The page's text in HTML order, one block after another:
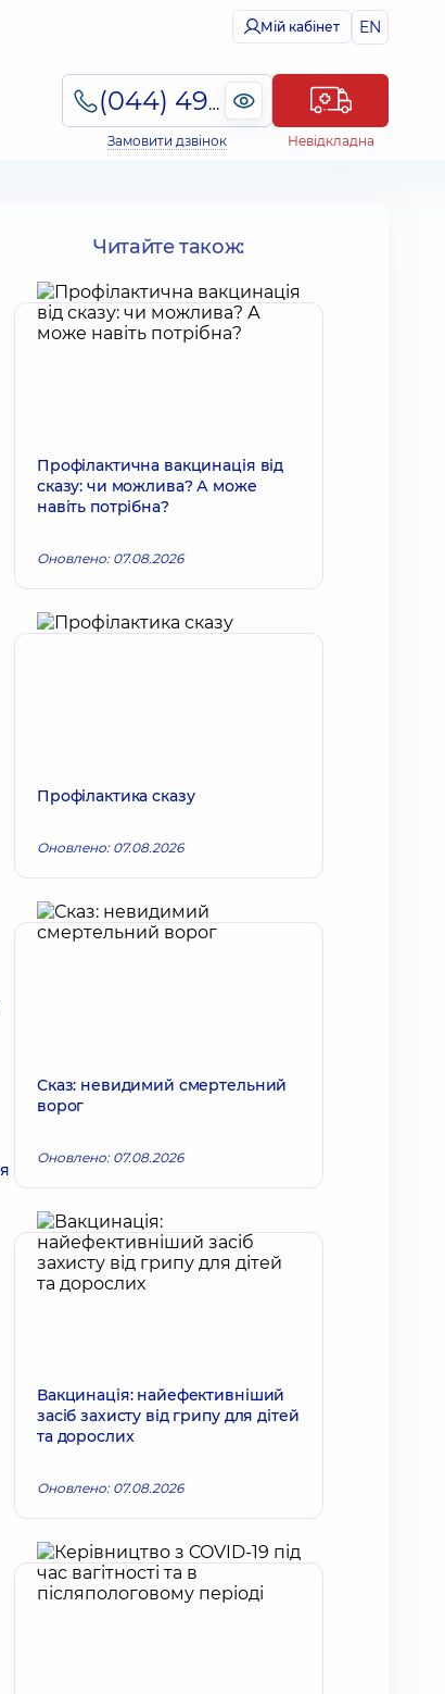
Мій кабінет EN
(044) 495-2-888
Замовити дзвінок Невідкладна
Читайте також:
Профілактична вакцинація від
сказу: чи можлива? А може
навіть потрібна?
Оновлено: 07.08.2026
Профілактика сказу
Оновлено: 07.08.2026
Сказ: невидимий смертельний
ворог
Оновлено: 07.08.2026
Вакцинація: найефективніший
засіб захисту від грипу для дітей
та дорослих
Оновлено: 07.08.2026